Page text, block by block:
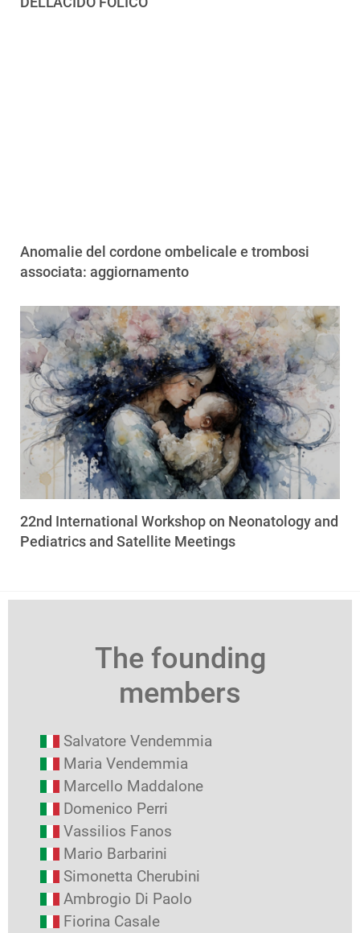
Anomalie del cordone ombelicale e trombosi
associata: aggiornamento
22nd International Workshop on Neonatology and
Pediatrics and Satellite Meetings
The founding
members
Salvatore Vendemmia
Maria Vendemmia
Marcello Maddalone
Domenico Perri
Vassilios Fanos
Mario Barbarini
Simonetta Cherubini
Ambrogio Di Paolo
Fiorina Casale